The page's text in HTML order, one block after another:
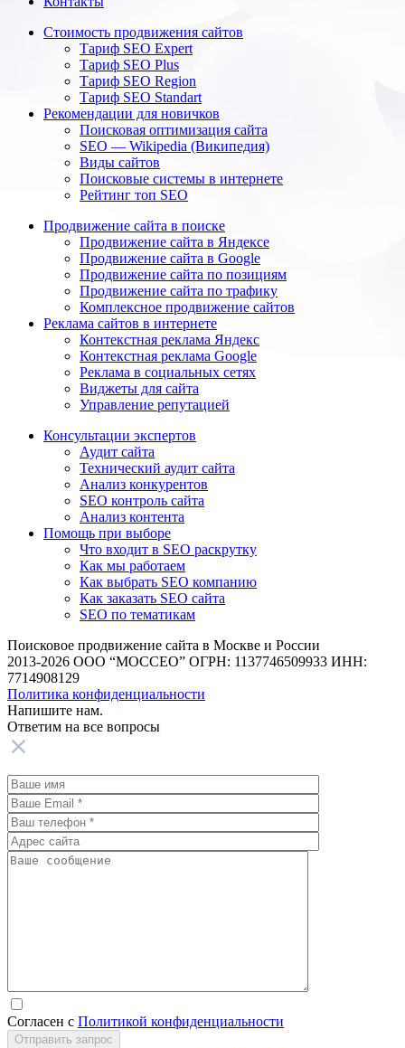
Стоимость продвижения сайтов
Тариф SEO Expert
Тариф SEO Plus
Тариф SEO Region
Тариф SEO Standart
Рекомендации для новичков
Поисковая оптимизация сайта
SEO — Wikipedia (Википедия)
Виды сайтов
Поисковые системы в интернете
Рейтинг топ SEO
Продвижение сайта в поиске
Продвижение сайта в Яндексе
Продвижение сайта в Google
Продвижение сайта по позициям
Продвижение сайта по трафику
Комплексное продвижение сайтов
Реклама сайтов в интернете
Контекстная реклама Яндекс
Контекстная реклама Google
Реклама в социальных сетях
Виджеты для сайта
Управление репутацией
Консультации экспертов
Аудит сайта
Технический аудит сайта
Анализ конкурентов
SEO контроль сайта
Анализ контента
Помощь при выборе
Что входит в SEO раскрутку
Как мы работаем
Как выбрать SEO компанию
Как заказать SEO сайта
SEO по тематикам
Поисковое продвижение сайта в Москве и России
2013-2026 ООО “МОССЕО” ОГРН: 1137746509933 ИНН:
7714908129
Политика конфиденциальности
Напишите нам.
Ответим на все вопросы
Согласен с Политикой конфиденциальности
Отправить запрос